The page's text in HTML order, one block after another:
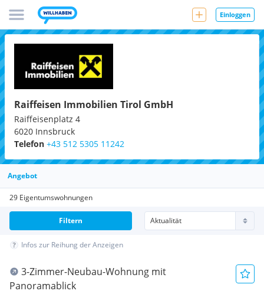
Einloggen
Raiffeisen Immobilien Tirol GmbH
Raiffeisenplatz 4
6020 Innsbruck
Telefon +43 512 5305 11242
Angebot
29 Eigentumswohnungen
Filtern
Infos zur Reihung der Anzeigen
3-Zimmer-Neubau-Wohnung mit
Panoramablick